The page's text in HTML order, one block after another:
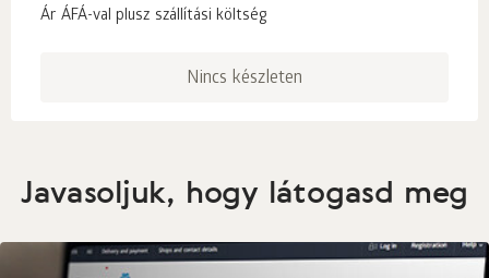
Ár ÁFÁ-val plusz szállítási költség
Nincs készleten
Javasoljuk, hogy látogasd meg